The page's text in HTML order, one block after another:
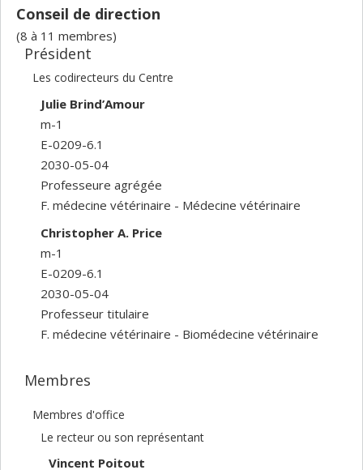
Conseil de direction
(8 à 11 membres)
Président
Les codirecteurs du Centre
Julie Brind’Amour
m-1
E-0209-6.1
2030-05-04
Professeure agrégée
F. médecine vétérinaire - Médecine vétérinaire
Christopher A. Price
m-1
E-0209-6.1
2030-05-04
Professeur titulaire
F. médecine vétérinaire - Biomédecine vétérinaire
Membres
Membres d'office
Le recteur ou son représentant
Vincent Poitout